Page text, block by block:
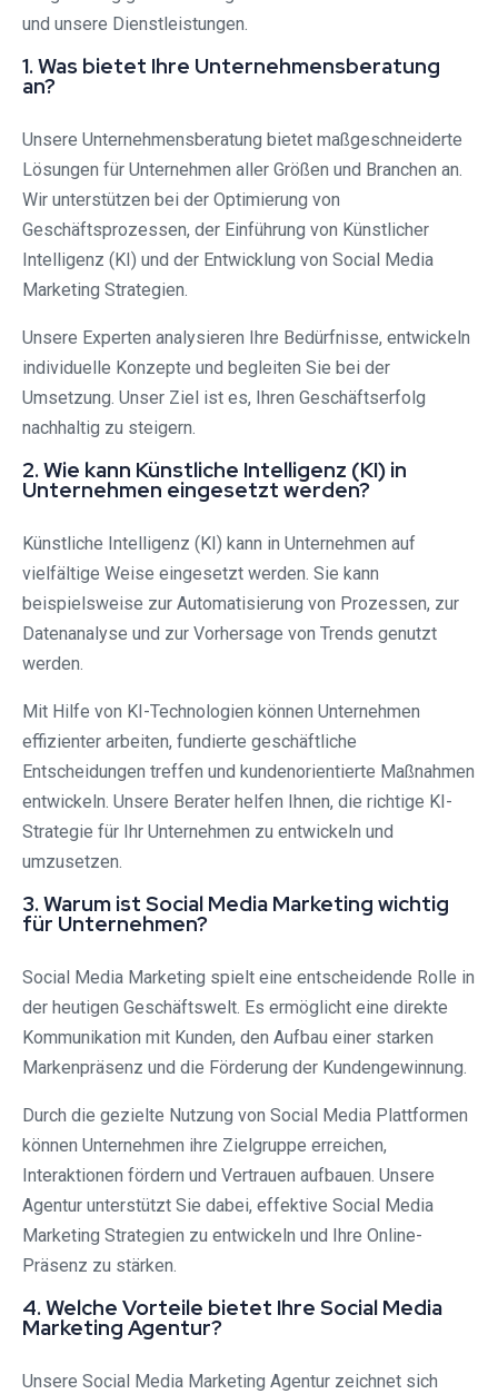
und unsere Dienstleistungen.
1. Was bietet Ihre Unternehmensberatung
an?
Unsere Unternehmensberatung bietet maßgeschneiderte
Lösungen für Unternehmen aller Größen und Branchen an.
Wir unterstützen bei der Optimierung von
Geschäftsprozessen, der Einführung von Künstlicher
Intelligenz (KI) und der Entwicklung von Social Media
Marketing Strategien.
Unsere Experten analysieren Ihre Bedürfnisse, entwickeln
individuelle Konzepte und begleiten Sie bei der
Umsetzung. Unser Ziel ist es, Ihren Geschäftserfolg
nachhaltig zu steigern.
2. Wie kann Künstliche Intelligenz (KI) in
Unternehmen eingesetzt werden?
Künstliche Intelligenz (KI) kann in Unternehmen auf
vielfältige Weise eingesetzt werden. Sie kann
beispielsweise zur Automatisierung von Prozessen, zur
Datenanalyse und zur Vorhersage von Trends genutzt
werden.
Mit Hilfe von KI-Technologien können Unternehmen
effizienter arbeiten, fundierte geschäftliche
Entscheidungen treffen und kundenorientierte Maßnahmen
entwickeln. Unsere Berater helfen Ihnen, die richtige KI-
Strategie für Ihr Unternehmen zu entwickeln und
umzusetzen.
3. Warum ist Social Media Marketing wichtig
für Unternehmen?
Social Media Marketing spielt eine entscheidende Rolle in
der heutigen Geschäftswelt. Es ermöglicht eine direkte
Kommunikation mit Kunden, den Aufbau einer starken
Markenpräsenz und die Förderung der Kundengewinnung.
Durch die gezielte Nutzung von Social Media Plattformen
können Unternehmen ihre Zielgruppe erreichen,
Interaktionen fördern und Vertrauen aufbauen. Unsere
Agentur unterstützt Sie dabei, effektive Social Media
Marketing Strategien zu entwickeln und Ihre Online-
Präsenz zu stärken.
4. Welche Vorteile bietet Ihre Social Media
Marketing Agentur?
Unsere Social Media Marketing Agentur zeichnet sich